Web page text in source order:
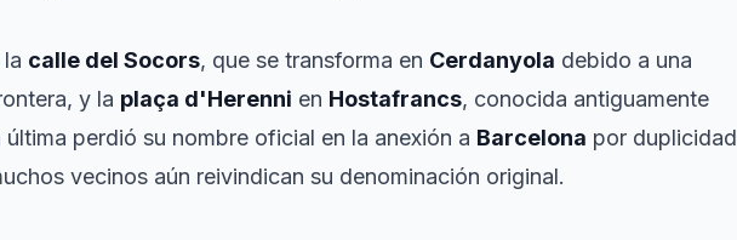
calle del Socors, que se transforma en Cerdanyola debido a una
y la plaça d'Herenni en Hostafrancs, conocida antiguamente
última perdió su nombre oficial en la anexión a Barcelona por duplicidad
vecinos aún reivindican su denominación original.